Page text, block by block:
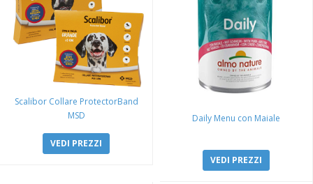
Scalibor Collare ProtectorBand
MSD
VEDI PREZZI
Daily Menu con Maiale
VEDI PREZZI